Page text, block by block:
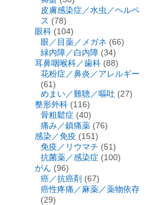
皮膚感染症／水虫／ヘルペ
ス (78)
眼科 (104)
眼／目薬／メガネ (66)
緑内障／白内障 (34)
耳鼻咽喉科／歯科 (88)
花粉症／鼻炎／アレルギー
(61)
めまい／難聴／嘔吐 (27)
整形外科 (116)
骨粗鬆症 (40)
痛み／鎮痛薬 (76)
感染／免疫 (151)
免疫／リウマチ (51)
抗菌薬／感染症 (100)
がん (96)
癌／抗癌剤 (67)
癌性疼痛／麻薬／薬物依存
(29)